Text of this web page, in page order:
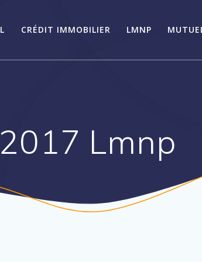
CRÉDIT IMMOBILIER LMNP
Lmnp